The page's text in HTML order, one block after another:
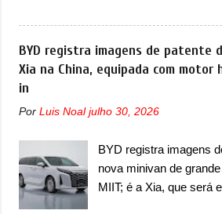
chegada do motor
irmãos Pulse e
mais do que uma
revolução no mercado
chagaria ao topo do
prova viva que time que
mexe sim. Ao longo da
revelou as primeiras
mudança visual para
sedãs elétricos na
Ocean. Trata-se do
segundo semestre de
vendido com mudanças
identidade visual mais
mas ainda sem
mudança já seja tão
BYD registra imagens de patente
Xia na China, equipada com motor
in
Por Luis Noal julho 30, 2026
BYD registra imagens
nova minivan de
MIIT; é a Xia, que será